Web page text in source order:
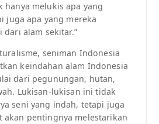
hanya melukis apa yang
juga apa yang mereka
dari alam sekitar.”
seniman Indonesia
keindahan alam Indonesia
dari pegunungan, hutan,
Lukisan-lukisan ini tidak
seni yang indah, tetapi juga
akan pentingnya melestarikan